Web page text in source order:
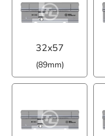
32x57
(89mm)